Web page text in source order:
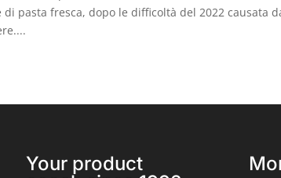
pasta fresca, dopo le difficoltà del 2022 causata
Your product